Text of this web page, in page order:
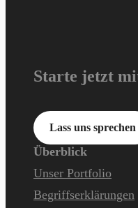
Starte jetzt
Lass uns sprechen
Überblick
Unser Portfolio
Begriffserklärungen